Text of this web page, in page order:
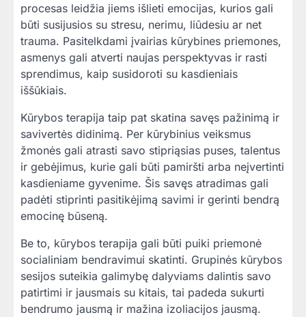
procesas leidžia jiems išlieti emocijas, kurios gali
būti susijusios su stresu, nerimu, liūdesiu ar net
trauma. Pasitelkdami įvairias kūrybines priemones,
asmenys gali atverti naujas perspektyvas ir rasti
sprendimus, kaip susidoroti su kasdieniais
iššūkiais.
Kūrybos terapija taip pat skatina savęs pažinimą ir
savivertės didinimą. Per kūrybinius veiksmus
žmonės gali atrasti savo stipriąsias puses, talentus
ir gebėjimus, kurie gali būti pamiršti arba neįvertinti
kasdieniame gyvenime. Šis savęs atradimas gali
padėti stiprinti pasitikėjimą savimi ir gerinti bendrą
emocinę būseną.
Be to, kūrybos terapija gali būti puiki priemonė
socialiniam bendravimui skatinti. Grupinės kūrybos
sesijos suteikia galimybę dalyviams dalintis savo
patirtimi ir jausmais su kitais, tai padeda sukurti
bendrumo jausmą ir mažina izoliacijos jausmą.